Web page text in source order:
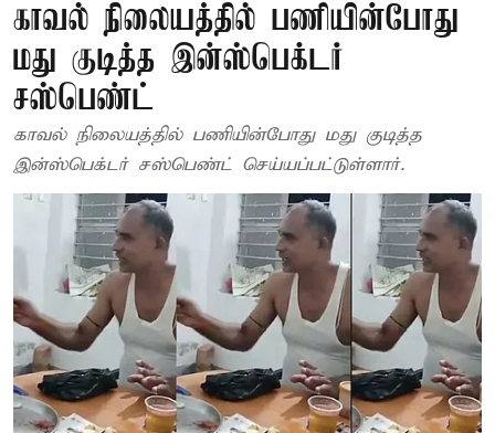
காவல் நிலையத்தில் பணியின்போது
மது குடித்த இன்ஸ்பெக்டர்
சஸ்பெண்ட்
காவல் நிலையத்தில் பணியின்போது மது குடித்த
இன்ஸ்பெக்டர் சஸ்பெண்ட் செய்யப்பட்டுள்ளார்.